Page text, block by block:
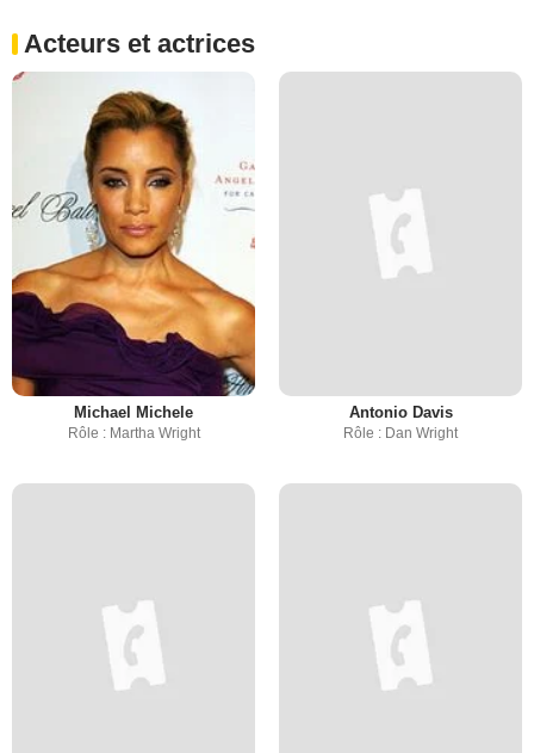
Acteurs et actrices
Michael Michele
Rôle : Martha Wright
Antonio Davis
Rôle : Dan Wright